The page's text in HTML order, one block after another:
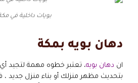
بويات داخلية في
دهان بويه بمكة
ان دهان بويه، تعتبر خطوه مهمة لتجيد
بتحديث مظهر منزلك أو بناء منزل جديد ،